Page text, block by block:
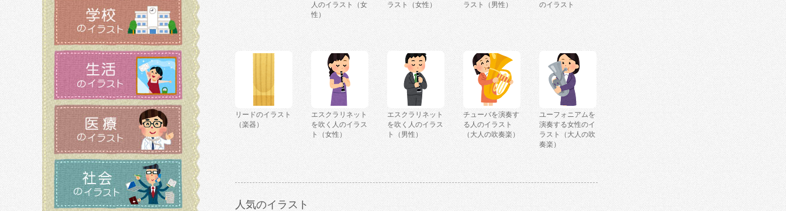
人のイラスト（女
性）
ラスト（女性）
ラスト（男性）
のイラスト
リードのイラスト
（楽器）
エスクラリネット
を吹く人のイラス
ト（女性）
エスクラリネット
を吹く人のイラス
ト（男性）
チューバを演奏す
る人のイラスト
（大人の吹奏楽）
ユーフォニアムを
演奏する女性のイ
ラスト（大人の吹
奏楽）
人気のイラスト